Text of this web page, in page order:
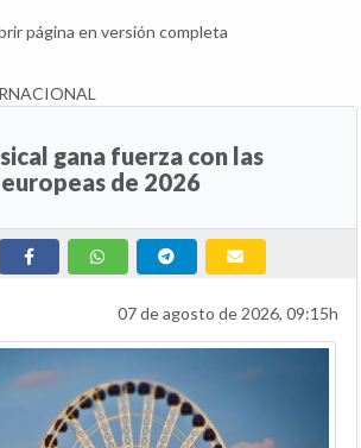
página en versión completa
gana fuerza con las
de 2026
07 de agosto de 2026, 09:15h